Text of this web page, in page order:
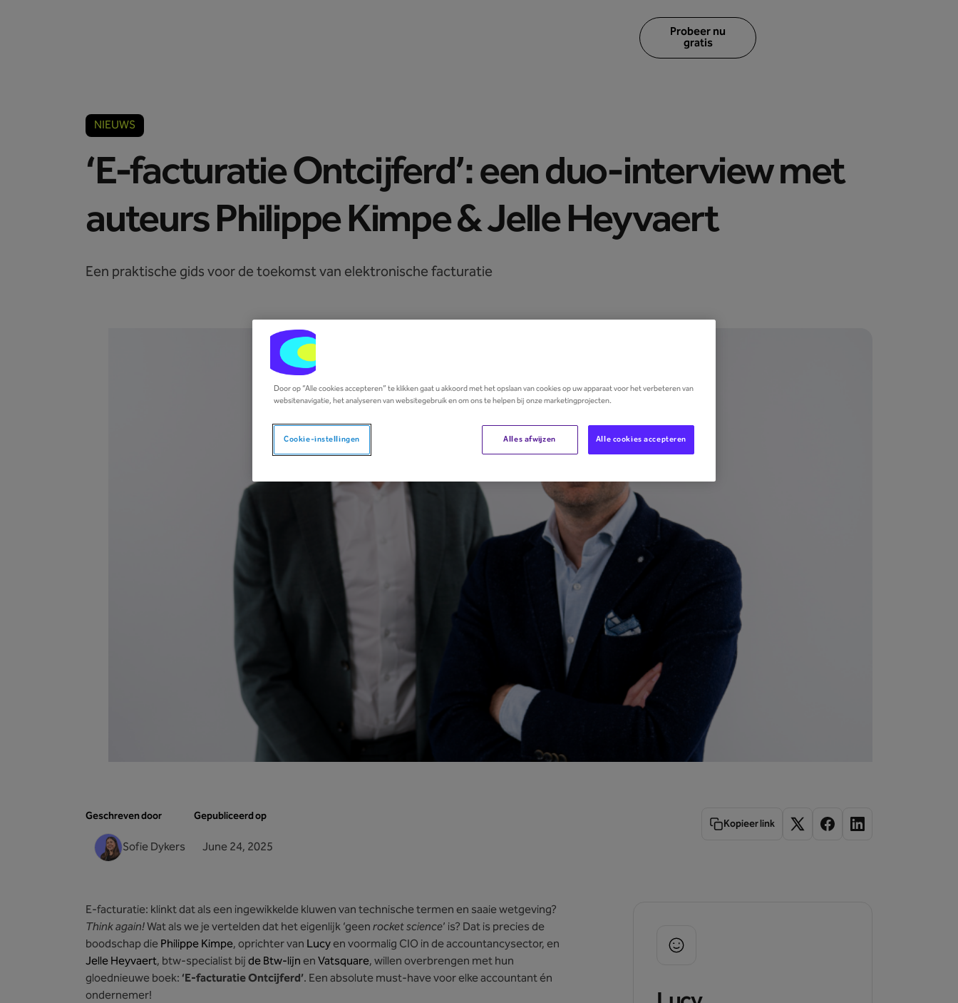
Probeer nu
gratis
NIEUWS
‘E-facturatie Ontcijferd’: een duo-interview met
auteurs Philippe Kimpe & Jelle Heyvaert
Een praktische gids voor de toekomst van elektronische facturatie
Geschreven door
Sofie Dykers
Gepubliceerd op
June 24, 2025
Kopieer link
E-facturatie: klinkt dat als een ingewikkelde kluwen van technische termen en saaie wetgeving?
Think again!Wat als we je vertelden dat het eigenlijk ‘geenrocket science’ is? Dat is precies de
boodschap diePhilippe Kimpe, oprichter van Lucyen voormalig CIO in de accountancysector, en
Jelle Heyvaert, btw-specialist bijde Btw-lijnenVatsquare, willen overbrengen met hun
gloednieuwe boek:‘E-facturatie Ontcijferd’. Een absolute must-have voor elke accountant én
ondernemer!
Door op “Alle cookies accepteren” te klikken gaat u akkoord met het opslaan van cookies op uw apparaat voor het verbeteren van
websitenavigatie, het analyseren van websitegebruik en om ons te helpen bij onze marketingprojecten.
Cookie-instellingen Alles afwijzen Alle cookies accepteren